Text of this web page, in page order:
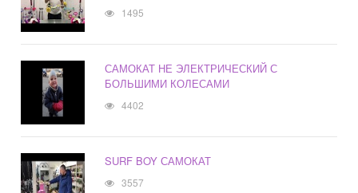
1495
САМОКАТ НЕ ЭЛЕКТРИЧЕСКИЙ С
БОЛЬШИМИ КОЛЕСАМИ
4402
SURF BOY САМОКАТ
3557